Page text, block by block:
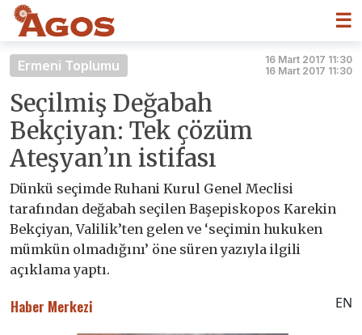
☰
Ermeni Toplumu
16 Mart 2017 11:30
16 Mart 2017 11:30
Seçilmiş Değabah
Bekçiyan: Tek çözüm
Ateşyan’ın istifası
Dünkü seçimde Ruhani Kurul Genel Meclisi
tarafından değabah seçilen Başepiskopos Karekin
Bekçiyan, Valilik’ten gelen ve ‘seçimin hukuken
mümkün olmadığını’ öne süren yazıyla ilgili
açıklama yaptı.
Haber Merkezi EN